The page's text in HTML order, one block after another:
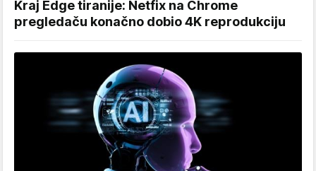
Kraj Edge tiranije: Netfix na Chrome
pregledaču konačno dobio 4K reprodukciju